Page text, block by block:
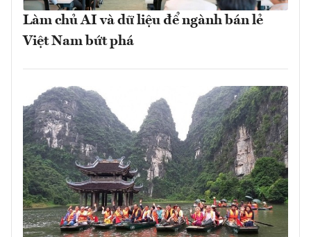
Làm chủ AI và dữ liệu để ngành bán lẻ
Việt Nam bứt phá